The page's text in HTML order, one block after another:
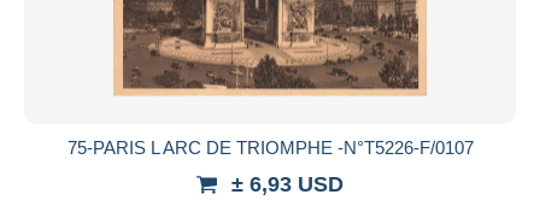
75-PARIS L ARC DE TRIOMPHE -N°T5226-F/0107
± 6,93 USD